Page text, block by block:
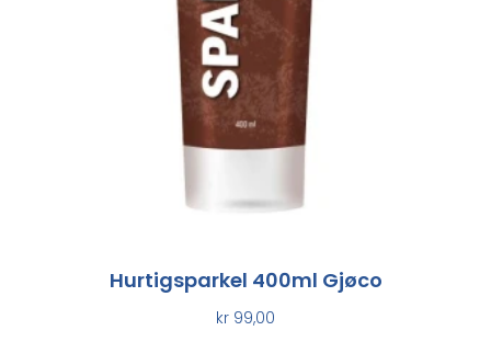
Hurtigsparkel 400ml Gjøco
kr 99,00